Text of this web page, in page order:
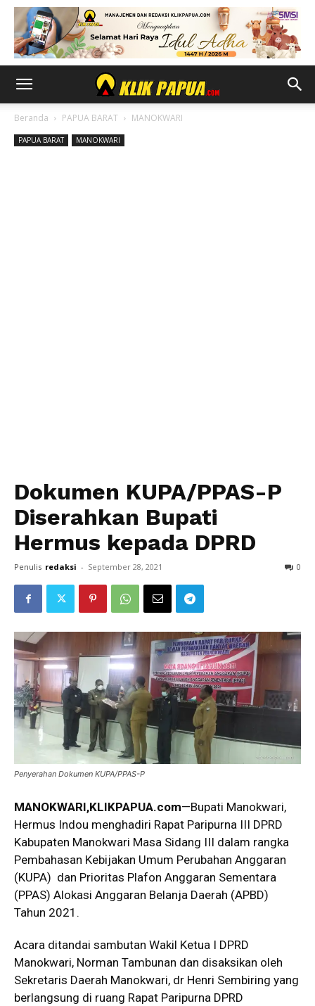
Beranda PAPUA BARAT MANOKWARI
PAPUA BARAT MANOKWARI
Dokumen KUPA/PPAS-P
Diserahkan Bupati
Hermus kepada DPRD
Penulis redaksi - September 28, 2021 0
Penyerahan Dokumen KUPA/PPAS-P
MANOKWARI,KLIKPAPUA.com—Bupati Manokwari,
Hermus Indou menghadiri Rapat Paripurna III DPRD
Kabupaten Manokwari Masa Sidang III dalam rangka
Pembahasan Kebijakan Umum Perubahan Anggaran
(KUPA) dan Prioritas Plafon Anggaran Sementara
(PPAS) Alokasi Anggaran Belanja Daerah (APBD)
Tahun 2021.
Acara ditandai sambutan Wakil Ketua I DPRD
Manokwari, Norman Tambunan dan disaksikan oleh
Sekretaris Daerah Manokwari, dr Henri Sembiring yang
berlangsung di ruang Rapat Paripurna DPRD